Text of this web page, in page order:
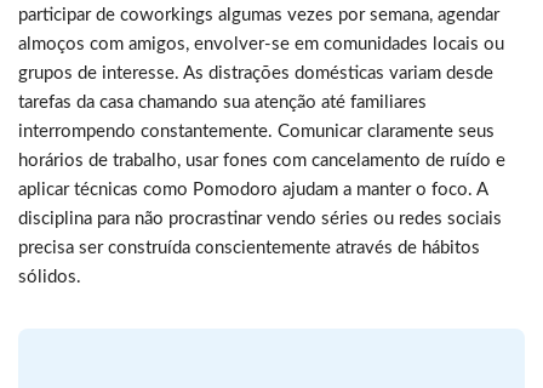
participar de coworkings algumas vezes por semana, agendar
almoços com amigos, envolver-se em comunidades locais ou
grupos de interesse. As distrações domésticas variam desde
tarefas da casa chamando sua atenção até familiares
interrompendo constantemente. Comunicar claramente seus
horários de trabalho, usar fones com cancelamento de ruído e
aplicar técnicas como Pomodoro ajudam a manter o foco. A
disciplina para não procrastinar vendo séries ou redes sociais
precisa ser construída conscientemente através de hábitos
sólidos.